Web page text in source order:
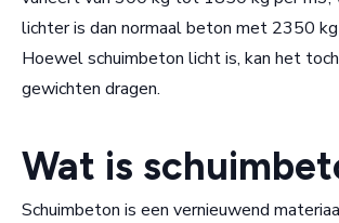
lichter is dan normaal beton met 2350
Hoewel schuimbeton licht is, kan het
gewichten dragen.
Wat is
Schuimbeton is een vernieuwend